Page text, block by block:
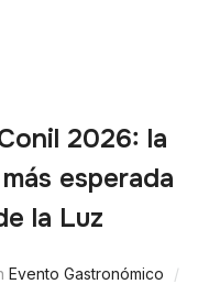
2026: la
esperada
la Luz
Evento Gastronómico